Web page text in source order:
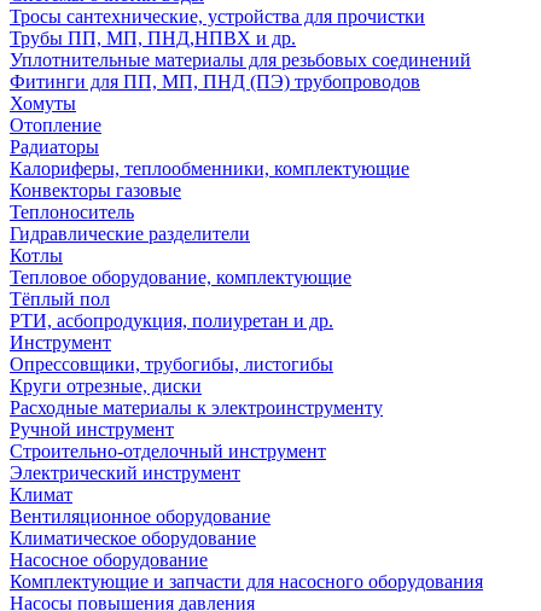
Тросы сантехнические, устройства для прочистки
Трубы ПП, МП, ПНД,НПВХ и др.
Уплотнительные материалы для резьбовых соединений
Фитинги для ПП, МП, ПНД (ПЭ) трубопроводов
Хомуты
Отопление
Радиаторы
Калориферы, теплообменники, комплектующие
Конвекторы газовые
Теплоноситель
Гидравлические разделители
Котлы
Тепловое оборудование, комплектующие
Тёплый пол
РТИ, асбопродукция, полиуретан и др.
Инструмент
Опрессовщики, трубогибы, листогибы
Круги отрезные, диски
Расходные материалы к электроинструменту
Ручной инструмент
Строительно-отделочный инструмент
Электрический инструмент
Климат
Вентиляционное оборудование
Климатическое оборудование
Насосное оборудование
Комплектующие и запчасти для насосного оборудования
Насосы повышения давления